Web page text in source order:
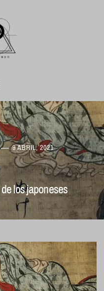
9 ABRIL, 2021
los japoneses